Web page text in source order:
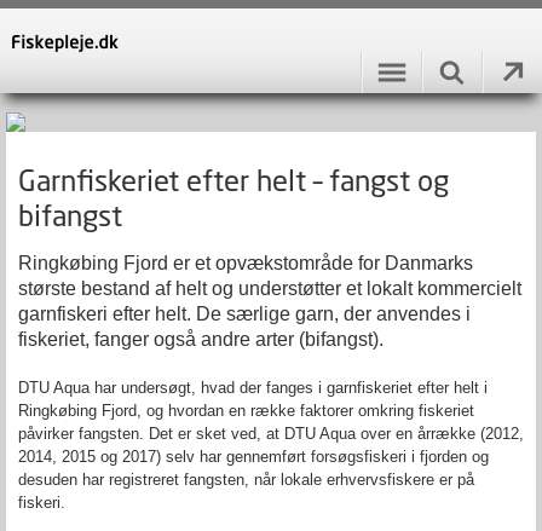
Garnfiskeriet efter helt – fangst og
bifangst
Ringkøbing Fjord er et opvækstområde for Danmarks
største bestand af helt og understøtter et lokalt kommercielt
garnfiskeri efter helt. De særlige garn, der anvendes i
fiskeriet, fanger også andre arter (bifangst).
DTU Aqua har undersøgt, hvad der fanges i garnfiskeriet efter helt i
Ringkøbing Fjord, og hvordan en række faktorer omkring fiskeriet
påvirker fangsten. Det er sket ved, at DTU Aqua over en årrække (2012,
2014, 2015 og 2017) selv har gennemført forsøgsfiskeri i fjorden og
desuden har registreret fangsten, når lokale erhvervsfiskere er på
fiskeri.